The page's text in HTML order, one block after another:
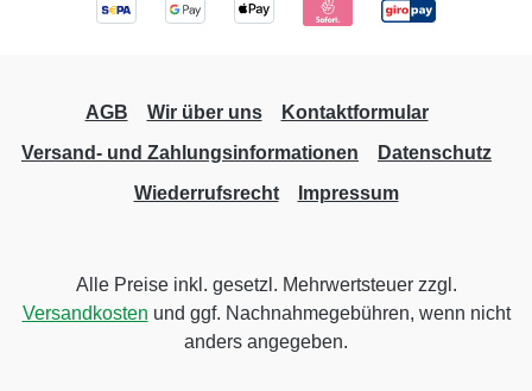
AGB Wir über uns
Kontaktformular
Versand- und Zahlungsinformationen
Datenschutz
Wiederrufsrecht
Impressum
Alle Preise inkl. gesetzl. Mehrwertsteuer zzgl.
Versandkosten und ggf. Nachnahmegebühren, wenn nicht
anders angegeben.